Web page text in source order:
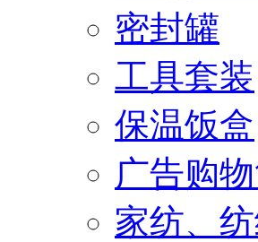
密封罐
工具套装
保温饭盒
广告购
家纺、